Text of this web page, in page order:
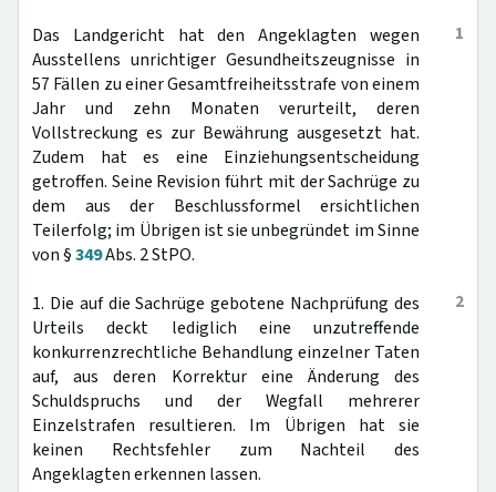
1
Das Landgericht hat den Angeklagten wegen
Ausstellens unrichtiger Gesundheitszeugnisse in
57 Fällen zu einer Gesamtfreiheitsstrafe von einem
Jahr und zehn Monaten verurteilt, deren
Vollstreckung es zur Bewährung ausgesetzt hat.
Zudem hat es eine Einziehungsentscheidung
getroffen. Seine Revision führt mit der Sachrüge zu
dem aus der Beschlussformel ersichtlichen
Teilerfolg; im Übrigen ist sie unbegründet im Sinne
von §349Abs. 2 StPO.
2
1. Die auf die Sachrüge gebotene Nachprüfung des
Urteils deckt lediglich eine unzutreffende
konkurrenzrechtliche Behandlung einzelner Taten
auf, aus deren Korrektur eine Änderung des
Schuldspruchs und der Wegfall mehrerer
Einzelstrafen resultieren. Im Übrigen hat sie
keinen Rechtsfehler zum Nachteil des
Angeklagten erkennen lassen.